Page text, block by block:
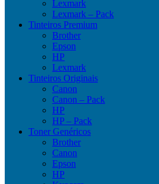
Lexmark
Lexmark – Pack
Tinteiros Premium
Brother
Epson
HP
Lexmark
Tinteiros Originais
Canon
Canon – Pack
HP
HP – Pack
Toner Genéricos
Brother
Canon
Epson
HP